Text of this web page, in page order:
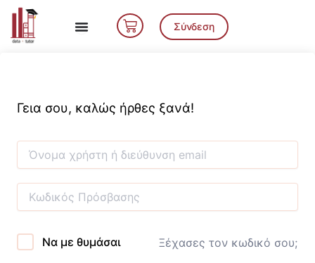
Μετάβαση
περιεχόμενο
Cart Σύνδεση
Γεια σου, καλώς ήρθες ξανά!
Να με θυμάσαι Ξέχασες τον κωδικό σου;